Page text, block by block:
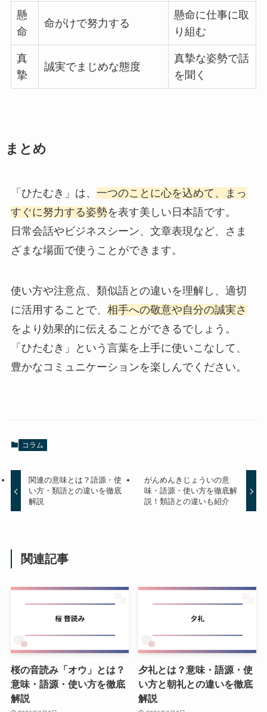
懸
命
命がけで努力する
懸命に仕事に取
り組む
真
摯
誠実でまじめな態度
真摯な姿勢で話
を聞く
まとめ
「ひたむき」は、 一つのことに心を込めて、まっ
すぐに努力する姿勢を表す美しい日本語です。
日常会話やビジネスシーン、文章表現など、さま
ざまな場面で使うことができます。
使い方や注意点、類似語との違いを理解し、適切
に活用することで、 相手への敬意や自分の誠実さ
をより効果的に伝えることができるでしょう。
「ひたむき」という言葉を上手に使いこなして、
豊かなコミュニケーションを楽しんでください。
コラム
関連の意味とは？語源・使
い方・類語との違いを徹底
解説
がんめんきじょういの意
味・語源・使い方を徹底解
説！類語との違いも紹介
関連記事
桜の音読み「オウ」とは？
意味・語源・使い方を徹底
解説
夕礼とは？意味・語源・使
い方と朝礼との違いを徹底
解説